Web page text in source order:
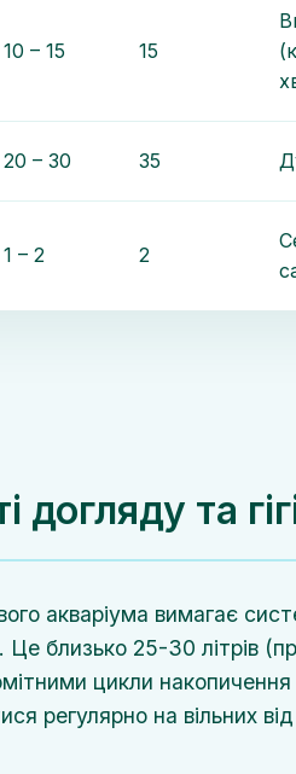
10 – 15 15
20 – 30 35
1 – 2 2
догляду та
акваріума вимагає
близько 25-30 літрів
цикли накопичення
регулярно на вільних